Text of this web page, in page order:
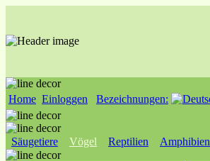
Home Einloggen Bezeichnungen:
Säugetiere Vögel Reptilien Amphibien